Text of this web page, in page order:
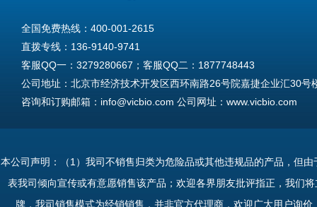
全国免费热线：400-001-2615
直拨专线：136-9140-9741
客服QQ一：3279280667；客服QQ二：1877748443
公司地址：北京市经济技术开发区西环南路26号院嘉捷企业汇30号
咨询和订购邮箱：info@vicbio.com 公司网址：www.vicbio.com
Tel: +86-13691409741
本公司声明：（1）我司不销售归类为危险品或其他违规品的产品，但
表我司倾向宣传或有意愿销售该产品；欢迎各界朋友批评指正，我们
牌，我司销售模式为经销销售，并非官方代理商，欢迎广大用户询